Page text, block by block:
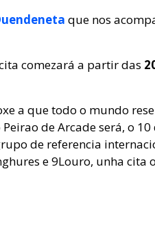
que nos
comezará a partir das
a que todo o mundo
de Arcade será, o
de referencia
e 9Louro, unha cita